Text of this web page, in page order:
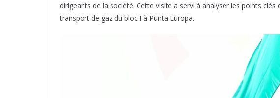
dirigeants de la société. Cette visite a servi à analyser les points
transport de gaz du bloc I à Punta Europa.